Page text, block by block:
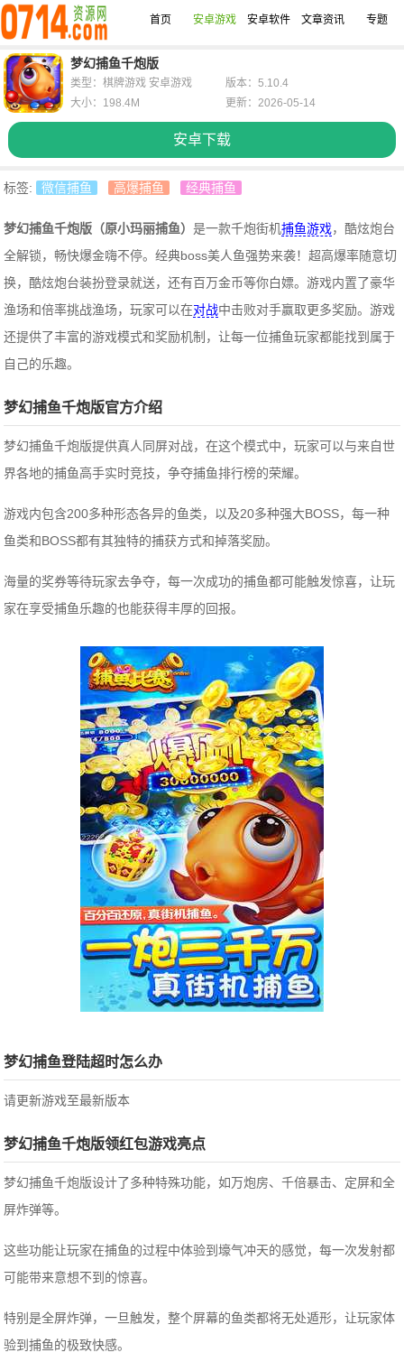
首页 安卓游戏 安卓软件 文章资讯 专题
梦幻捕鱼千炮版
安卓下载
类型：棋牌游戏 安卓游戏
版本：5.10.4
大小：198.4M
更新：2026-05-14
标签: 微信捕鱼 高爆捕鱼 经典捕鱼
梦幻捕鱼千炮版（原小玛丽捕鱼）是一款千炮街机捕鱼游戏，酷炫炮台
全解锁，畅快爆金嗨不停。经典boss美人鱼强势来袭！超高爆率随意切
换，酷炫炮台装扮登录就送，还有百万金币等你白嫖。游戏内置了豪华
渔场和倍率挑战渔场，玩家可以在对战中击败对手赢取更多奖励。游戏
还提供了丰富的游戏模式和奖励机制，让每一位捕鱼玩家都能找到属于
自己的乐趣。
梦幻捕鱼千炮版官方介绍
梦幻捕鱼千炮版提供真人同屏对战，在这个模式中，玩家可以与来自世
界各地的捕鱼高手实时竞技，争夺捕鱼排行榜的荣耀。
游戏内包含200多种形态各异的鱼类，以及20多种强大BOSS，每一种
鱼类和BOSS都有其独特的捕获方式和掉落奖励。
海量的奖券等待玩家去争夺，每一次成功的捕鱼都可能触发惊喜，让玩
家在享受捕鱼乐趣的也能获得丰厚的回报。
梦幻捕鱼登陆超时怎么办
请更新游戏至最新版本
梦幻捕鱼千炮版领红包游戏亮点
梦幻捕鱼千炮版设计了多种特殊功能，如万炮房、千倍暴击、定屏和全
屏炸弹等。
这些功能让玩家在捕鱼的过程中体验到壕气冲天的感觉，每一次发射都
可能带来意想不到的惊喜。
特别是全屏炸弹，一旦触发，整个屏幕的鱼类都将无处遁形，让玩家体
验到捕鱼的极致快感。